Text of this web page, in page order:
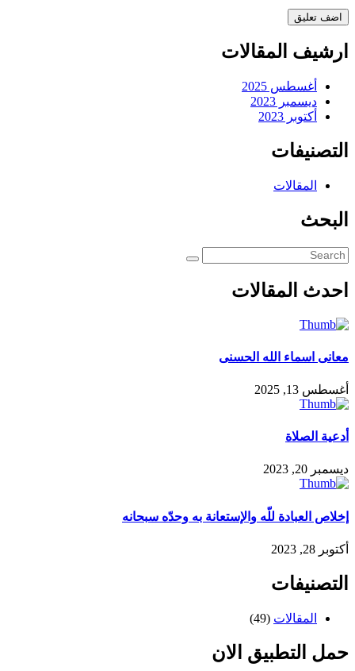
ارشيف المقالات
أغسطس 2025
ديسمبر 2023
أكتوبر 2023
التصنيفات
المقالات
البحث
احدث المقالات
معانى اسماء الله الحسنى
أغسطس 13, 2025
أدعية الصلاة
ديسمبر 20, 2023
إخلاص العبادة للّه والإستعانة به وحدّه سبحانه
أكتوبر 28, 2023
التصنيفات
المقالات (49)
حمل التطبيق الان